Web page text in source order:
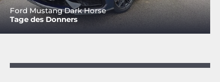
Ford Mustang Dark Horse
Tage des Donners